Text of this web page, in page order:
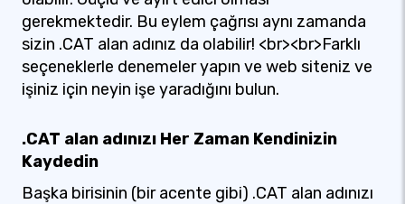
gerekmektedir. Bu eylem çağrısı aynı zamanda
sizin .CAT alan adınız da olabilir! <br><br>Farklı
seçeneklerle denemeler yapın ve web siteniz ve
işiniz için neyin işe yaradığını bulun.
.CAT alan adınızı Her Zaman Kendinizin
Kaydedin
Başka birisinin (bir acente gibi) .CAT alan adınızı